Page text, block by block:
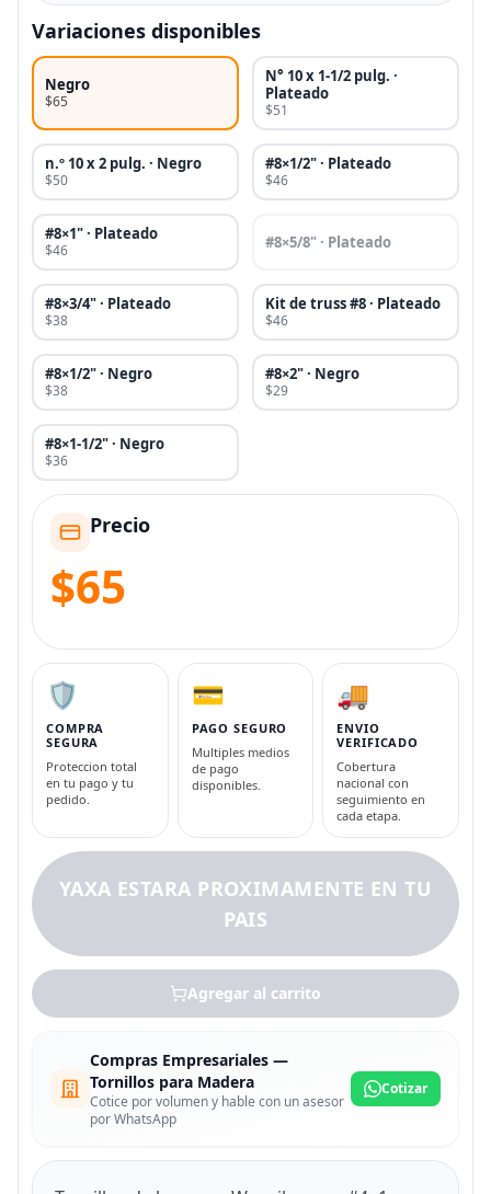
Variaciones disponibles
Negro
$65
N° 10 x 1-1/2 pulg. ·
Plateado
$51
n.º 10 x 2 pulg. · Negro
$50
#8×1/2" · Plateado
$46
#8×1" · Plateado
$46 #8×5/8" · Plateado
#8×3/4" · Plateado
$38
Kit de truss #8 · Plateado
$46
#8×1/2" · Negro
$38
#8×2" · Negro
$29
#8×1-1/2" · Negro
$36
Precio
$65
🛡️
COMPRA
SEGURA
Proteccion total
en tu pago y tu
pedido.
💳
PAGO SEGURO
Multiples medios
de pago
disponibles.
🚚
ENVIO
VERIFICADO
Cobertura
nacional con
seguimiento en
cada etapa.
YAXA ESTARA PROXIMAMENTE EN TU
PAIS
Agregar al carrito
Compras Empresariales —
Tornillos para Madera
Cotice por volumen y hable con un asesor
por WhatsApp
Cotizar